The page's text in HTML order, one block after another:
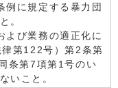
例に規定する暴力団
。
よび業務の適正化に
第122号）第2条第
条第7項第1号のい
いこと。